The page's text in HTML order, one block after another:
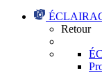
Retour